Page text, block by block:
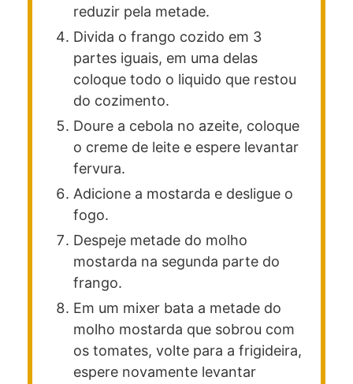
reduzir pela metade.
Divida o frango cozido em 3
partes iguais, em uma delas
coloque todo o liquido que restou
do cozimento.
Doure a cebola no azeite, coloque
o creme de leite e espere levantar
fervura.
Adicione a mostarda e desligue o
fogo.
Despeje metade do molho
mostarda na segunda parte do
frango.
Em um mixer bata a metade do
molho mostarda que sobrou com
os tomates, volte para a frigideira,
espere novamente levantar